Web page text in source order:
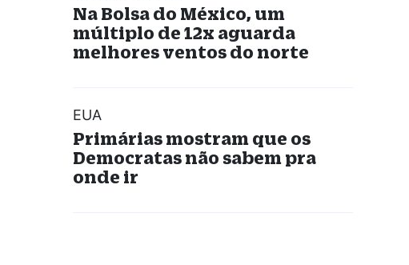
Na Bolsa do México, um
múltiplo de 12x aguarda
melhores ventos do norte
EUA
Primárias mostram que os
Democratas não sabem pra
onde ir